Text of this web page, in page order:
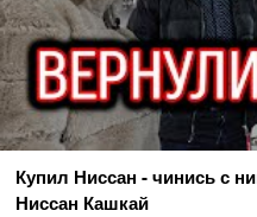
Купил Ниссан - чинись с
Ниссан Кашкай